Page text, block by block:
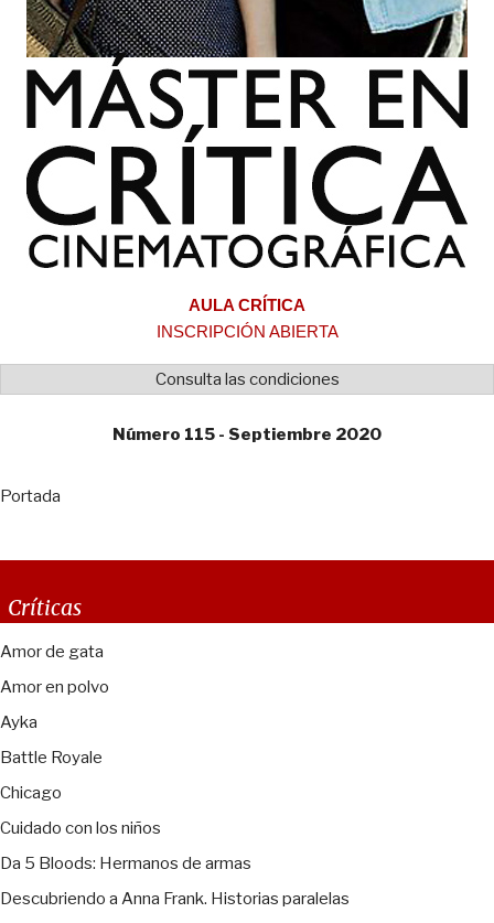
AULA CRÍTICA
INSCRIPCIÓN ABIERTA
Consulta las condiciones
Número 115 - Septiembre 2020
Portada
Críticas
Amor de gata
Amor en polvo
Ayka
Battle Royale
Chicago
Cuidado con los niños
Da 5 Bloods: Hermanos de armas
Descubriendo a Anna Frank. Historias paralelas